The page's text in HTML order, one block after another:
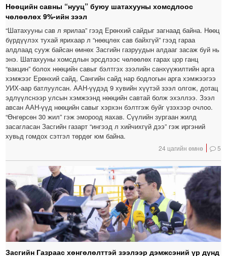
Нөөцийн савны “нууц” буюу шатахууны хомсдлоос
чөлөөлөх 9%-ийн зээл
“Шатахууны сав л ярилаа” гээд Ерөнхий сайдыг загнаад байна. Нөөц
бүрдүүлэх тухай ярихаар л “нөөцлөх сав байхгүй” гээд гараа
алдлаад сууж байсан өмнөх Засгийн газруудын алдааг засаж буй нь
энэ. Шатахууны хомсдлын эрсдлээс чөлөөлөх гарах цор ганц
“вакцин” болох нөөцийн савыг бэлтгэх зээлийн санхүүжилтийн арга
хэмжээг Ерөнхий сайд, Сангийн сайд нар бодлогын арга хэмжээгээ
УИХ-аар батлуулсан. ААН-үүдэд 9 хувийн хүүтэй зээл олгож, дотац
эдлүүлснээр улсын хэмжээнд нөөцийн савтай болж эхэллээ. Зээл
авсан ААН-үүд нөөцийн савыг хэрхэн бэлтгэж буйг үзэхээр очлоо.
“Өнгөрсөн 30 жил” гэж эмороод яахав. Сүүлийн зургаан жилд
засагласан Засгийн газарт “ингээд л хийчихгүй дээ” гэж иргэний
хувьд гомдох сэтгэл төрдөг юм байна.
24 цагийн өмнө 5
Засгийн Газраас хөнгөлөлттэй зээлээр дэмжсэний үр дүнд